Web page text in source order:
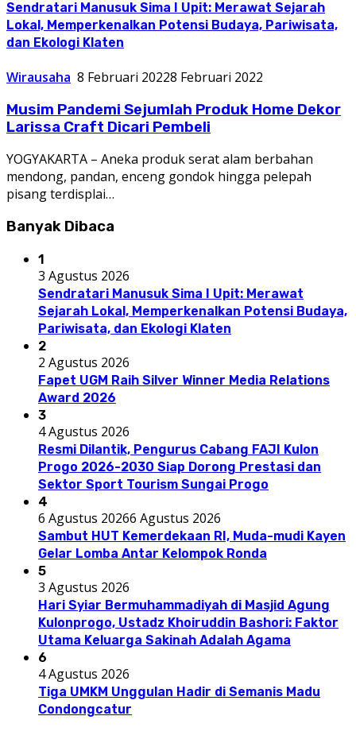
Sendratari Manusuk Sima I Upit: Merawat Sejarah
Lokal, Memperkenalkan Potensi Budaya, Pariwisata,
dan Ekologi Klaten
Wirausaha 8 Februari 20228 Februari 2022
Musim Pandemi Sejumlah Produk Home Dekor
Larissa Craft Dicari Pembeli
YOGYAKARTA – Aneka produk serat alam berbahan
mendong, pandan, enceng gondok hingga pelepah
pisang terdisplai…
Banyak Dibaca
1
3 Agustus 2026
Sendratari Manusuk Sima I Upit: Merawat
Sejarah Lokal, Memperkenalkan Potensi Budaya,
Pariwisata, dan Ekologi Klaten
2
2 Agustus 2026
Fapet UGM Raih Silver Winner Media Relations
Award 2026
3
4 Agustus 2026
Resmi Dilantik, Pengurus Cabang FAJI Kulon
Progo 2026-2030 Siap Dorong Prestasi dan
Sektor Sport Tourism Sungai Progo
4
6 Agustus 20266 Agustus 2026
Sambut HUT Kemerdekaan RI, Muda-mudi Kayen
Gelar Lomba Antar Kelompok Ronda
5
3 Agustus 2026
Hari Syiar Bermuhammadiyah di Masjid Agung
Kulonprogo, Ustadz Khoiruddin Bashori: Faktor
Utama Keluarga Sakinah Adalah Agama
6
4 Agustus 2026
Tiga UMKM Unggulan Hadir di Semanis Madu
Condongcatur